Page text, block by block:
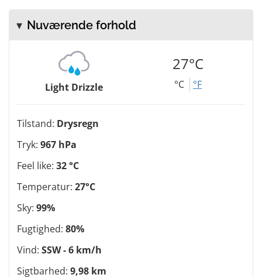
Nuværende forhold
Light Drizzle
27°C
°C °F
Tilstand: Drysregn
Tryk: 967 hPa
Feel like: 32 °C
Temperatur: 27°C
Sky: 99%
Fugtighed: 80%
Vind: SSW - 6 km/h
Sigtbarhed: 9,98 km